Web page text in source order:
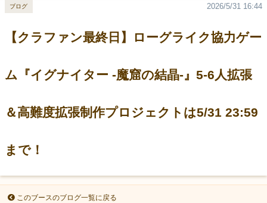
【クラファン最終日】ローグライク協力ゲー
ム『イグナイター -魔窟の結晶-』5-6人拡張
＆高難度拡張制作プロジェクトは5/31 23:59
まで！
2026/5/31 16:44
ブログ
このブースのブログ一覧に戻る